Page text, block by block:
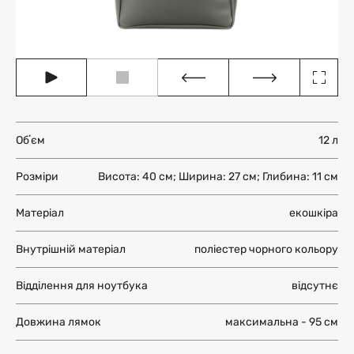
Обʼєм 12 л
Розміри Висота: 40 см; Ширина: 27 см; Глибина: 11 см
Матеріал екошкіра
Внутрішній матеріал поліестер чорного кольору
Відділення для ноутбука відсутнє
Довжина лямок максимальна - 95 см